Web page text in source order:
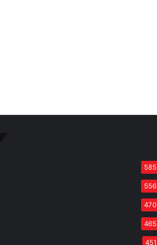
585
556
470
465
451